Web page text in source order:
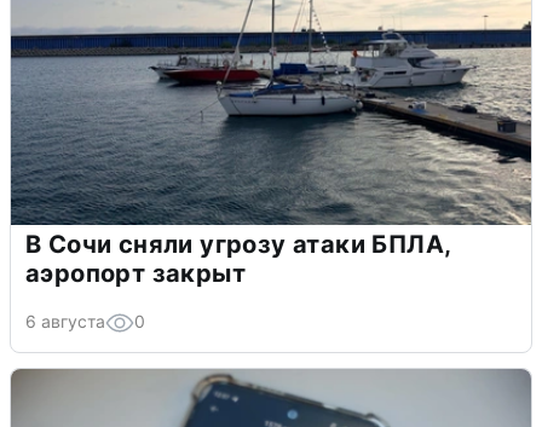
В Сочи сняли угрозу атаки БПЛА,
аэропорт закрыт
6 августа 0